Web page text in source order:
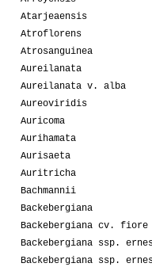
Atarjeaensis
Atroflorens
Atrosanguinea
Aureilanata
Aureilanata v. alba
Aureoviridis
Auricoma
Aurihamata
Aurisaeta
Auritricha
Bachmannii
Backebergiana
Backebergiana cv. fiore
Backebergiana ssp.
Backebergiana ssp.